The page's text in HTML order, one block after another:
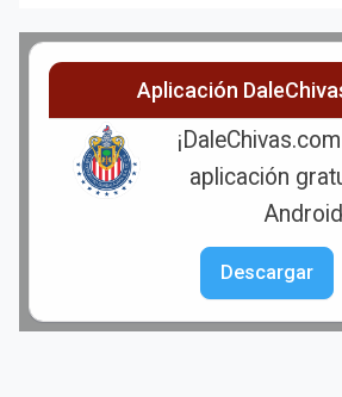
Aplicación
aplicación
Descargar